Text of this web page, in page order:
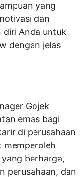
yang
dan
diri Anda untuk
dengan jelas
Gojek
emas bagi
di perusahaan
memperoleh
berharga,
perusahaan, dan